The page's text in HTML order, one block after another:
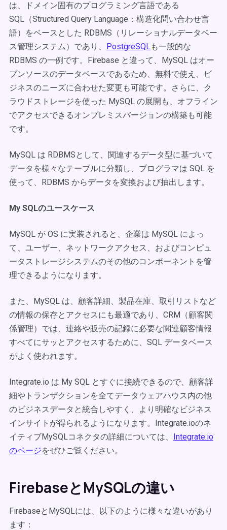
は、ドメイン固有のプログラミング言語である
SQL（Structured Query Language：構造化問い合わせ言
語）をベースとした RDBMS（リレーショナルデータベー
ス管理システム）であり、 PostgreSQLも一般的な
RDBMS の一例です。Firebase と違って、MySQL はオー
プンソースのデータベースであるため、無料で使え、ビ
ジネスのニーズに合わせた変更も可能です。さらに、ク
ラウドストレージを使った MySQL の展開も、オフライン
でアクセスできるオンプレミスバージョンの構築も可能
です。
MySQL は RDBMSとして、関連するデータ型に基づいて
データを様々なテーブルに分類し、プログラマは SQL を
使って、RDBMS からデータを変換および抽出します。
My SQLのユースケース
MySQL が OS に実装されると、企業は MySQL によっ
て、ユーザー、ネットワークアクセス、およびコンピュ
ータストレージシステムのその他のコンポーネントを管
理できるようになります。
また、MySQL は、顧客詳細、製品在庫、取引リストなど
の情報の保存とアクセスにも最適であり、CRM（顧客関
係管理）では、連絡や販売の記録に必要な関連顧客情報
すべてにサッとアクセスするために、SQL データベース
がよく使われます。
Integrate.io は My SQL とすぐに接続できるので、顧客詳
細やトランザクションを全てデータウェアハウス内の他
のビジネスデータと統合しやすく、より明確なビジネス
インサイトが得られるようになります。Integrate.ioのネ
イティブMySQLコネクタの詳細については、 Integrate.io
のページをぜひご覧ください。
FirebaseとMySQLの違い
FirebaseとMySQLには、以下のように様々な違いがあり
ます：